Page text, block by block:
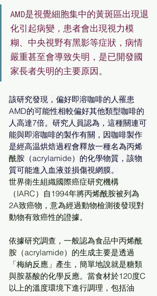
AMD是視覺細胞集中的黃斑區出現退
化引起病變，患者會出現視力模
糊、中央視野有黑影等症狀，病情
嚴重甚至會導致失明，是已開發國
家長者失明的主要原因。
該研究發現，偏好即溶咖啡的人罹患
AMD的可能性相較偏好其他類型咖啡的
人高達7倍。研究人員認為，這種關連可
能與即溶咖啡的製作有關，因咖啡製作
是經高温烘焙過程會釋放一種名為丙烯
酰胺（acrylamide）的化學物質，該物
質可能進入血液並損傷視網膜。
世界衛生組織國際癌症研究機構
（IARC）自1994年將丙烯酰胺被列為
2A致癌物，意為經過動物檢測後發現對
動物有致癌性的證據。
依據研究調查，一般認為食品中丙烯酰
胺（acrylamide）的生成主要是透過
「梅納反應」產生，簡單地說就是糖類
與胺基酸的化學反應。當食材於120度C
以上的溫度環境下進行調理，包括油